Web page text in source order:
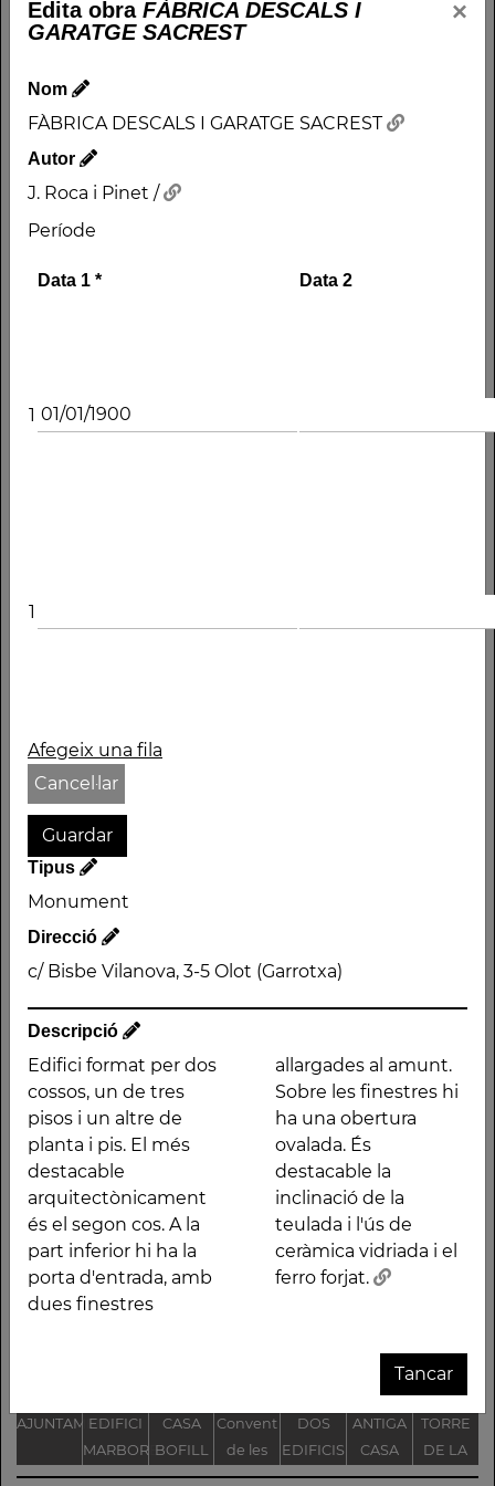
Edita obra FÀBRICA DESCALS I
GARATGE SACREST
×
Nom
FÀBRICA DESCALS I GARATGE SACREST
Autor
J. Roca i Pinet /
Període
Data 1 * Data 2
1
1
Afegeix una fila
Cancel·lar
Tipus
Monument
Direcció
c/ Bisbe Vilanova, 3-5 Olot (Garrotxa)
Descripció
Edifici format per dos
cossos, un de tres
pisos i un altre de
planta i pis. El més
destacable
arquitectònicament
és el segon cos. A la
part inferior hi ha la
porta d'entrada, amb
dues finestres
allargades al amunt.
Sobre les finestres hi
ha una obertura
ovalada. És
destacable la
inclinació de la
teulada i l'ús de
ceràmica vidriada i el
ferro forjat.
Tancar
Autor
J. Roca i Pinet /
Tipus
Monument
Direcció
c/ Bisbe Vilanova, 3-5
Olot (Garrotxa)
Descripció
Edifici format per dos
cossos, un de tres
pisos i un altre de
planta i pis. El més
destacable
arquitectònicament és
el segon cos. A la part
inferior hi ha la porta
d'entrada, amb dues
finestres allargades al
amunt. Sobre les
finestres hi ha una
obertura ovalada. És
destacable la inclinació
de la teulada i l'ús de
ceràmica vidriada i el
ferro forjat.
Altres traces
AJUNTAMENTEDIFICI
MARBORE
CASA
BOFILL
Convent
de les
franceses,
DOS
EDIFICIS
D'HABITATGES
ANTIGA
CASA
BOFARULL
TORRE
DE LA
MINA